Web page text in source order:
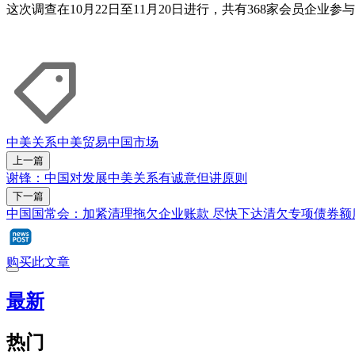
这次调查在10月22日至11月20日进行，共有368家会员企业参
中美关系中美贸易中国市场
上一篇
谢锋：中国对发展中美关系有诚意但讲原则
下一篇
中国国常会：加紧清理拖欠企业账款 尽快下达清欠专项债券额
购买此文章
最新
热门